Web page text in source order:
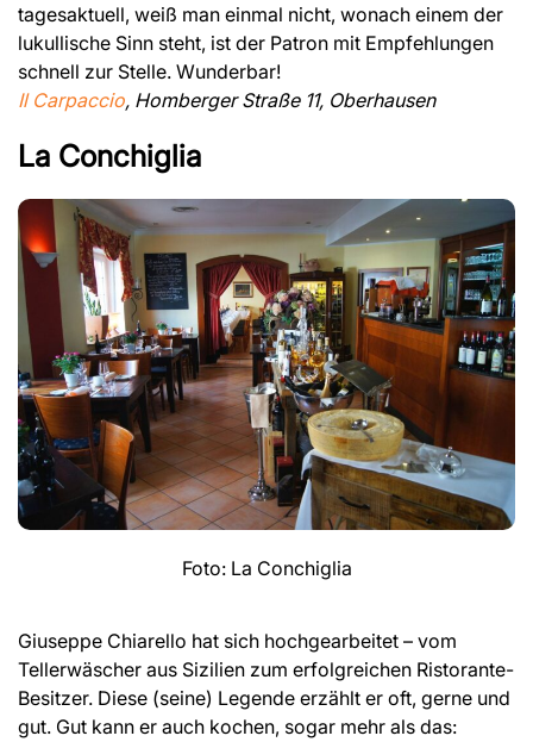
tagesaktuell, weiß man einmal nicht, wonach einem der
lukullische Sinn steht, ist der Patron mit Empfehlungen
schnell zur Stelle. Wunderbar!
Il Carpaccio, Homberger Straße 11, Oberhausen
La Conchiglia
Foto: La Conchiglia
Giuseppe Chiarello hat sich hochgearbeitet – vom
Tellerwäscher aus Sizilien zum erfolgreichen Ristorante-
Besitzer. Diese (seine) Legende erzählt er oft, gerne und
gut. Gut kann er auch kochen, sogar mehr als das: